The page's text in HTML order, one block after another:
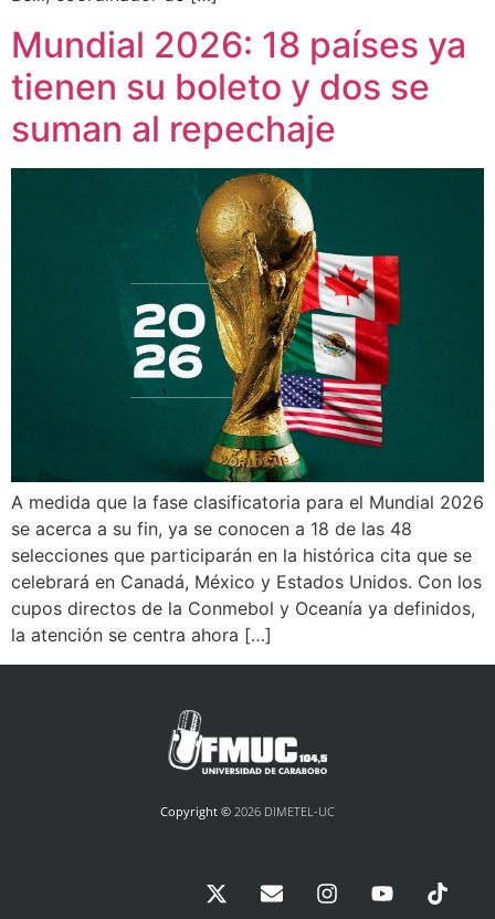
Mundial 2026: 18 países ya
tienen su boleto y dos se
suman al repechaje
A medida que la fase clasificatoria para el Mundial 2026
se acerca a su fin, ya se conocen a 18 de las 48
selecciones que participarán en la histórica cita que se
celebrará en Canadá, México y Estados Unidos. Con los
cupos directos de la Conmebol y Oceanía ya definidos,
la atención se centra ahora […]
Copyright © 2026 DIMETEL-UC